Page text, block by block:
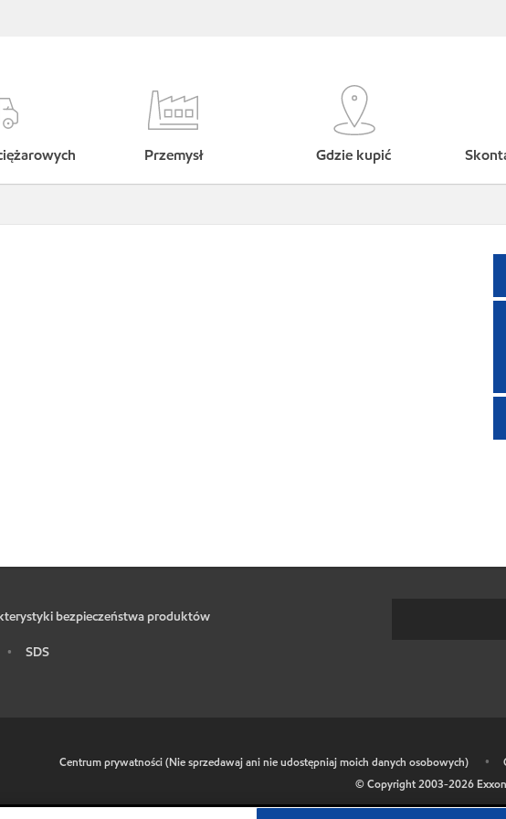
Przemysł Gdzie kupić
bezpieczeństwa produktów
• SDS
Centrum prywatności (Nie sprzedawaj ani nie udostępniaj moich danych osobowych) •
© Copyright 2003-2026